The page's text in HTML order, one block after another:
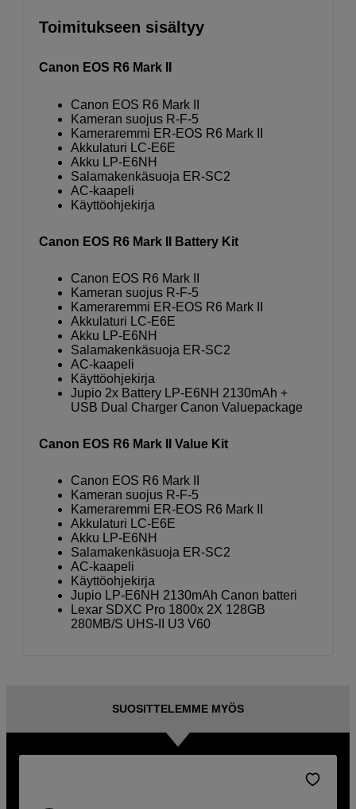
Toimitukseen sisältyy
Canon EOS R6 Mark II
Canon EOS R6 Mark II
Kameran suojus R-F-5
Kameraremmi ER-EOS R6 Mark II
Akkulaturi LC-E6E
Akku LP-E6NH
Salamakenkäsuoja ER-SC2
AC-kaapeli
Käyttöohjekirja
Canon EOS R6 Mark II Battery Kit
Canon EOS R6 Mark II
Kameran suojus R-F-5
Kameraremmi ER-EOS R6 Mark II
Akkulaturi LC-E6E
Akku LP-E6NH
Salamakenkäsuoja ER-SC2
AC-kaapeli
Käyttöohjekirja
Jupio 2x Battery LP-E6NH 2130mAh +
USB Dual Charger Canon Valuepackage
Canon EOS R6 Mark II Value Kit
Canon EOS R6 Mark II
Kameran suojus R-F-5
Kameraremmi ER-EOS R6 Mark II
Akkulaturi LC-E6E
Akku LP-E6NH
Salamakenkäsuoja ER-SC2
AC-kaapeli
Käyttöohjekirja
Jupio LP-E6NH 2130mAh Canon batteri
Lexar SDXC Pro 1800x 2X 128GB
280MB/S UHS-II U3 V60
SUOSITTELEMME MYÖS